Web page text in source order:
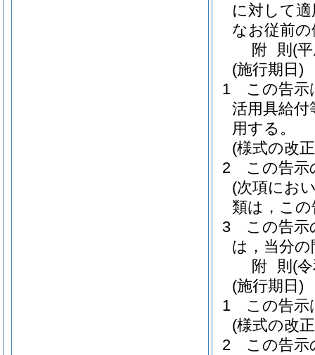
に対して
なお従前
附 則 (
(施行期日)
1
この告示
活用具給付
用する。
(様式の改
2
この告示
(次項にお
類は，こ
3
この告
は，当分
附 則 (
(施行期日)
1
この告示
(様式の改
2
この告示